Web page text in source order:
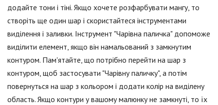
додайте тони і тіні. Якщо хочете розфарбувати мангу, то
створіть ще один шар і скористайтеся інструментами
виділення і заливки. Інструмент "Чарівна паличка" допоможе
виділити елемент, якщо він намальований з замкнутим
контуром. Пам'ятайте, що потрібно перейти на шар з
контуром, щоб застосувати "Чарівну паличку", а потім
повернуться на шар з кольором і додати колір на виділену
область. Якщо контури у вашому малюнку не замкнуті, то їх